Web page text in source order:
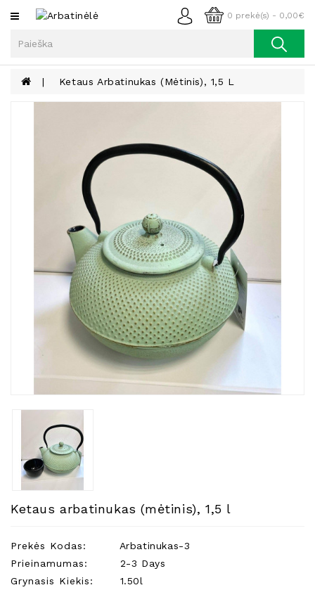
0 prekė(s) - 0,00€
Kategorijos
Kava
Prieskoniai
Saldėsiai
Gurmanams
Natūralios
Kvapai
Kosmetika
Higienos
Priemonės
Kūdikiams
Reikalai
Indai
Dovanos
Ketaus Arbatinukas (mėtinis), 1,5 L
Ketaus arbatinukas (mėtinis), 1,5 l
Prekės Kodas:
Arbatinukas-3
Prieinamumas:
2-3 Days
Grynasis Kiekis:
1.50l